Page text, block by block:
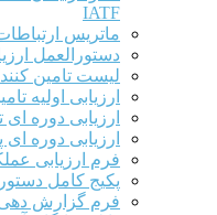
IATF
ماتریس
دستورالعمل
لیست تامین
ارزیابی اولیه
ارزیابی دوره ای
ارزیابی دوره ای
فرم ارزيابی
پکیج کامل
فرم گزارش